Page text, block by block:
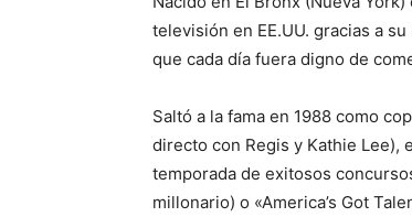
televisión en EE.UU. gracias a
que cada día fuera digno de
Saltó a la fama en 1988 como
directo con Regis y Kathie Lee),
temporada de exitosos
millonario) o «America’s Got